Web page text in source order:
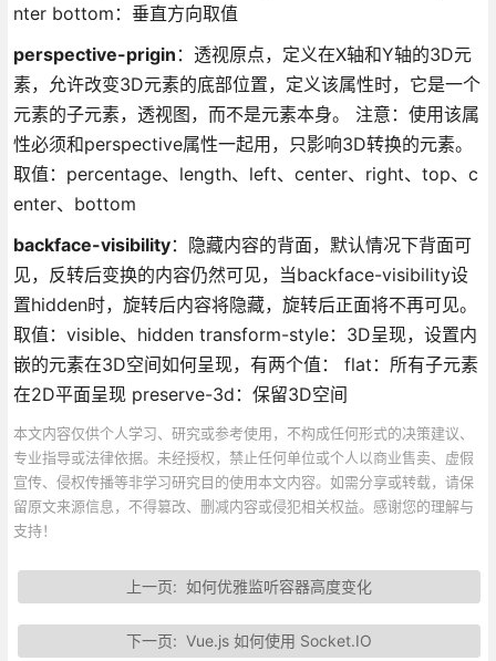
nter bottom：垂直方向取值
perspective-prigin ：透视原点，定义在X轴和Y轴的3D元
素，允许改变3D元素的底部位置，定义该属性时，它是一个
元素的子元素，透视图，而不是元素本身。 注意：使用该属
性必须和perspective属性一起用，只影响3D转换的元素。
取值：percentage、length、left、center、right、top、c
enter、bottom
backface-visibility：隐藏内容的背面，默认情况下背面可
见，反转后变换的内容仍然可见，当backface-visibility设
置hidden时，旋转后内容将隐藏，旋转后正面将不再可见。
取值：visible、hidden transform-style：3D呈现，设置内
嵌的元素在3D空间如何呈现，有两个值： flat：所有子元素
在2D平面呈现 preserve-3d：保留3D空间
本文内容仅供个人学习、研究或参考使用，不构成任何形式的决策建议、
专业指导或法律依据。未经授权，禁止任何单位或个人以商业售卖、虚假
宣传、侵权传播等非学习研究目的使用本文内容。如需分享或转载，请保
留原文来源信息，不得篡改、删减内容或侵犯相关权益。感谢您的理解与
支持！
上一页: 如何优雅监听容器高度变化
下一页: Vue.js 如何使用 Socket.IO